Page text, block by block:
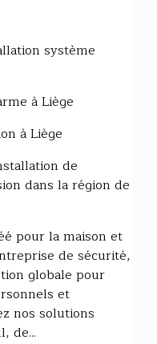
système
à Liège
à Liège
de
dans la région de
pour la maison et
de sécurité,
globale pour
et
nos solutions
de...